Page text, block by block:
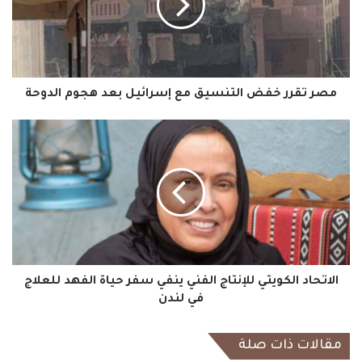
إسرائيل
هجوم
الدوحة
مصر تقرر خفض التنسيق مع إسرائيل بعد هجوم الدوحة
للإنتاج
الفني
ينفي
سفر
حياة
الفهد
للعلاج
الاتحاد الكويتي للإنتاج الفني ينفي سفر حياة الفهد للعلاج
في لندن
مقالات ذات صلة